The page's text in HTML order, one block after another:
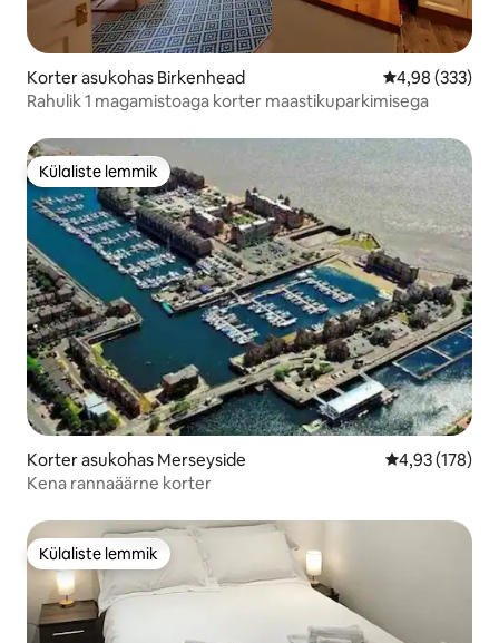
Korter asukohas Birkenhead Keskmine
4,98 (333)
Rahulik 1 magamistoaga korter maastikuparkimisega
Külaliste lemmik
Külaliste lemmik
Korter asukohas Merseyside Keskmine
4,93 (178)
Kena rannaäärne korter
Külaliste lemmik
Külaliste lemmik